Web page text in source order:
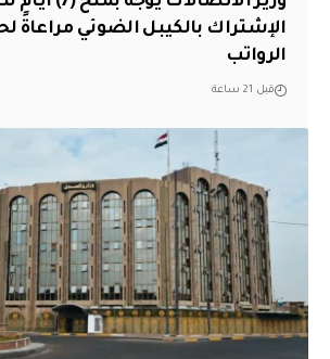
الإشتراك بالكيبل الضوئي مراعاةً
الرواتب
قبل 21 ساعة